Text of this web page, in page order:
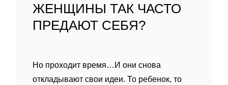
ЖЕНЩИНЫ ТАК ЧАСТО
ПРЕДАЮТ СЕБЯ?
Но проходит время…И они снова
откладывают свои идеи. То ребенок, то